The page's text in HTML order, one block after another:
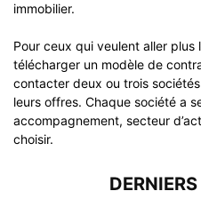
immobilier.
Pour ceux qui veulent aller
télécharger un modèle de
contacter deux ou trois
leurs offres. Chaque société a
accompagnement, secteur
choisir.